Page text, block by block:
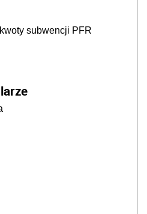
subwencji PFR